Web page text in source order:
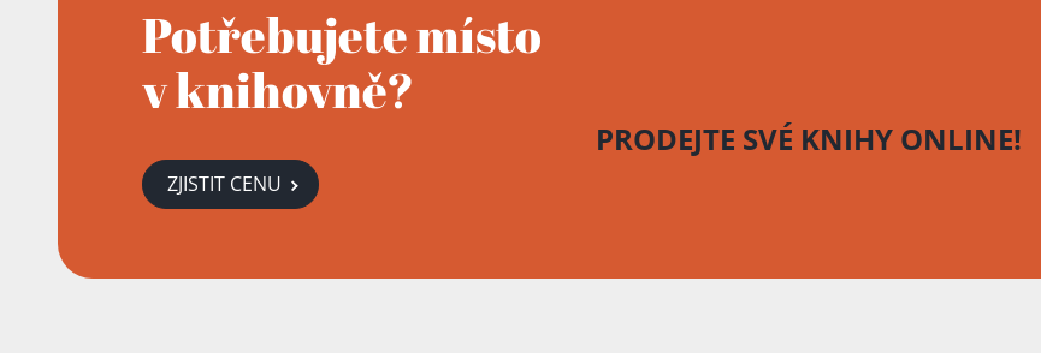
Potřebujete místo
v knihovně?
PRODEJTE SVÉ KNIHY ONLINE!
ZJISTIT CENU